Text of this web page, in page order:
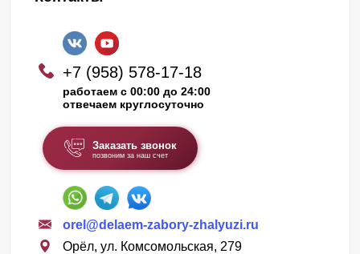
+7 (958) 578-17-18
работаем с 00:00 до 24:00
отвечаем круглосуточно
Заказать звонок
позвоним за наш счет
orel@delaem-zabory-zhalyuzi.ru
Орёл, ул. Комсомольская, 279